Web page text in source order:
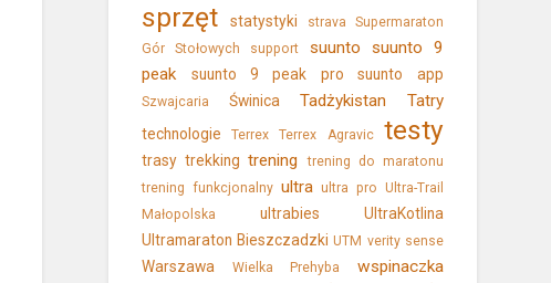
sprzęt statystyki strava
Supermaraton
Gór Stołowych
support suunto
suunto 9
peak
suunto 9 peak pro suunto app
Szwajcaria Świnica Tadżykistan Tatry
technologie Terrex Terrex Agravic testy
trasy trekking trening
trening do maratonu
trening funkcjonalny ultra ultra pro Ultra-Trail
Małopolska
ultrabies
UltraKotlina
Ultramaraton Bieszczadzki UTM verity sense
Warszawa Wielka Prehyba wspinaczka